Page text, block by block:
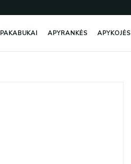
PAKABUKAI APYRANKĖS APYKOJĖS